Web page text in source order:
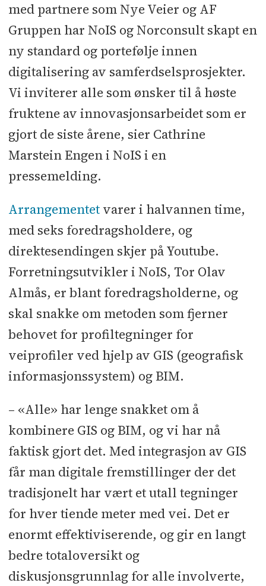
med partnere som Nye Veier og AF
Gruppen har NoIS og Norconsult skapt en
ny standard og portefølje innen
digitalisering av samferdselsprosjekter.
Vi inviterer alle som ønsker til å høste
fruktene av innovasjonsarbeidet som er
gjort de siste årene, sier Cathrine
Marstein Engen i NoIS i en
pressemelding.
Arrangementetvarer i halvannen time,
med seks foredragsholdere, og
direktesendingen skjer på Youtube.
Forretningsutvikler i NoIS, Tor Olav
Almås, er blant foredragsholderne, og
skal snakke om metoden som fjerner
behovet for profiltegninger for
veiprofiler ved hjelp av GIS (geografisk
informasjonssystem) og BIM.
– «Alle» har lenge snakket om å
kombinere GIS og BIM, og vi har nå
faktisk gjort det. Med integrasjon av GIS
får man digitale fremstillinger der det
tradisjonelt har vært et utall tegninger
for hver tiende meter med vei. Det er
enormt effektiviserende, og gir en langt
bedre totaloversikt og
diskusjonsgrunnlag for alle involverte,